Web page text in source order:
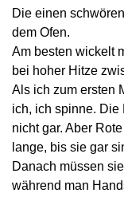
Die einen
dem Ofen.
Am besten wickelt
bei hoher Hitze
Als ich zum ersten
ich, ich spinne. Die
nicht gar. Aber
lange, bis sie gar
Danach müssen
während man